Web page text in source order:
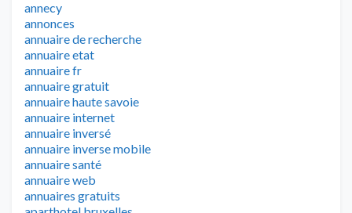
annecy
annonces
annuaire de recherche
annuaire etat
annuaire fr
annuaire gratuit
annuaire haute savoie
annuaire internet
annuaire inversé
annuaire inverse mobile
annuaire santé
annuaire web
annuaires gratuits